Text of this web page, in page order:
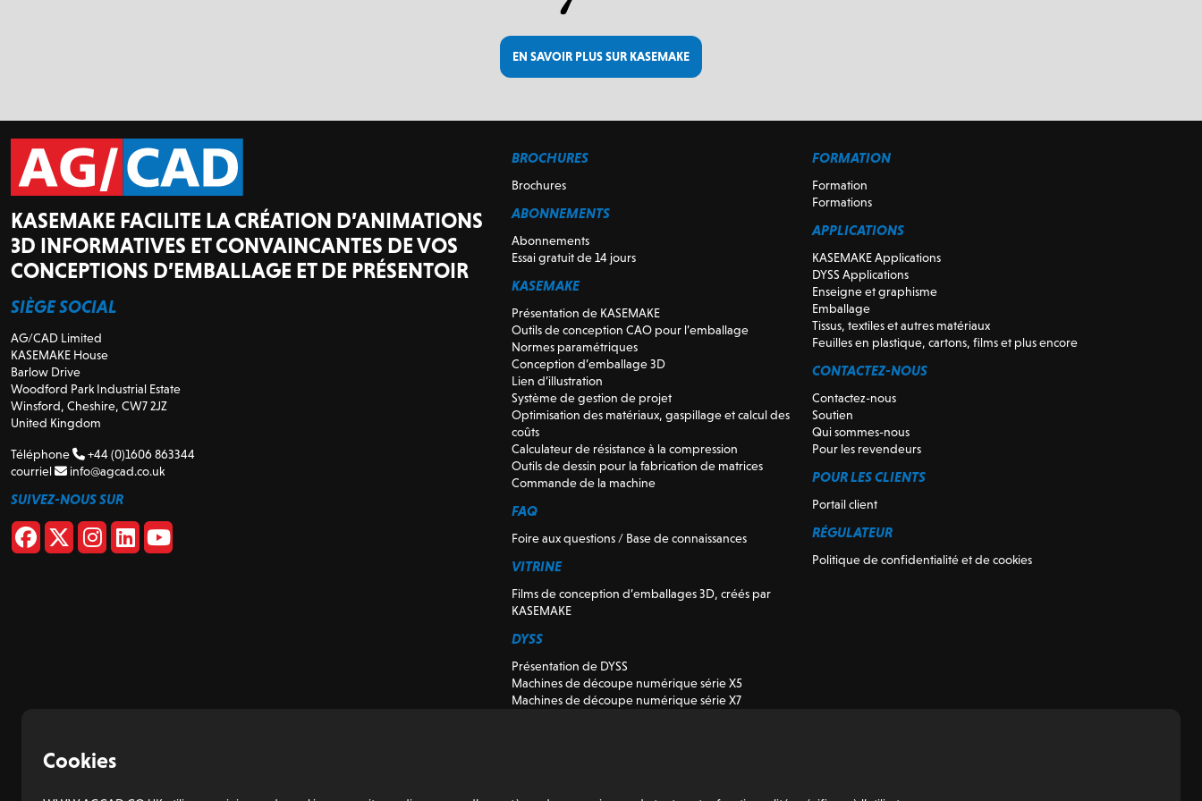
EN SAVOIR PLUS SUR KASEMAKE
KASEMAKE FACILITE LA CRÉATION D’ANIMATIONS
3D INFORMATIVES ET CONVAINCANTES DE VOS
CONCEPTIONS D’EMBALLAGE ET DE PRÉSENTOIR
SIÈGE SOCIAL
AG/CAD Limited
KASEMAKE House
Barlow Drive
Woodford Park Industrial Estate
Winsford, Cheshire, CW7 2JZ
United Kingdom
Téléphone
+44 (0)1606 863344
courriel
info@agcad.co.uk
SUIVEZ-NOUS SUR
BROCHURES
Brochures
ABONNEMENTS
Abonnements
Essai gratuit de 14 jours
KASEMAKE
Présentation de KASEMAKE
Outils de conception CAO pour l’emballage
Normes paramétriques
Conception d’emballage 3D
Lien d’illustration
Système de gestion de projet
Optimisation des matériaux, gaspillage et calcul des
coûts
Calculateur de résistance à la compression
Outils de dessin pour la fabrication de matrices
Commande de la machine
FAQ
Foire aux questions / Base de connaissances
VITRINE
Films de conception d’emballages 3D, créés par
KASEMAKE
DYSS
Présentation de DYSS
Machines de découpe numérique série X5
Machines de découpe numérique série X7
FORMATION
Formation
Formations
APPLICATIONS
KASEMAKE Applications
DYSS Applications
Enseigne et graphisme
Emballage
Tissus, textiles et autres matériaux
Feuilles en plastique, cartons, films et plus encore
CONTACTEZ-NOUS
Contactez-nous
Soutien
Qui sommes-nous
Pour les revendeurs
POUR LES CLIENTS
Portail client
RÉGULATEUR
Politique de confidentialité et de cookies
Cookies